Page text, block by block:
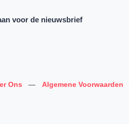
voor de nieuwsbrief
Ons — Algemene Voorwaarden